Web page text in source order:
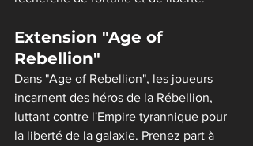
Extension "Age of
Rebellion"
Dans "Age of Rebellion", les joueurs
incarnent des héros de la Rébellion,
luttant contre l'Empire tyrannique pour
la liberté de la galaxie. Prenez part à